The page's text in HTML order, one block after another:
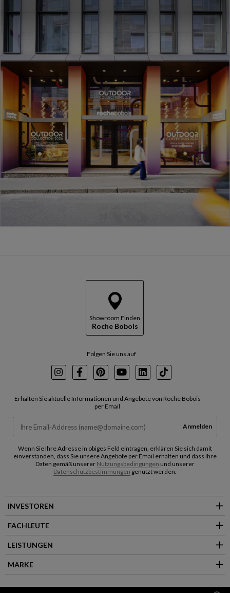
Showroom Finden
Roche Bobois
Folgen Sie uns auf
InstagramFacebookPinterest
YoutubeLinkedInTikTok
Erhalten Sie aktuelle Informationen und Angebote von Roche Bobois
per Email
Anmelden
Wenn Sie Ihre Adresse in obiges Feld eintragen, erklären Sie sich damit
einverstanden, dass Sie unsere Angebote per Email erhalten und dass Ihre
Daten gemäß unserer Nutzungsbedingungen und unserer
Datenschutzbestimmungen genutzt werden.
INVESTOREN
FACHLEUTE
LEISTUNGEN
MARKE